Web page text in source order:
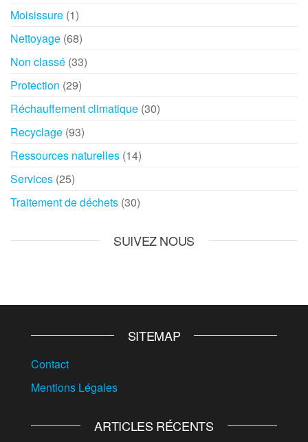
Moisissure (1)
Nettoyage (68)
Non classé (33)
Protection (29)
Réchauffement climatique (30)
Recyclage (93)
Ressources naturelles (14)
Services (25)
Traitement de déchets (30)
SUIVEZ NOUS
SITEMAP
Contact
Mentions Légales
ARTICLES RÉCENTS